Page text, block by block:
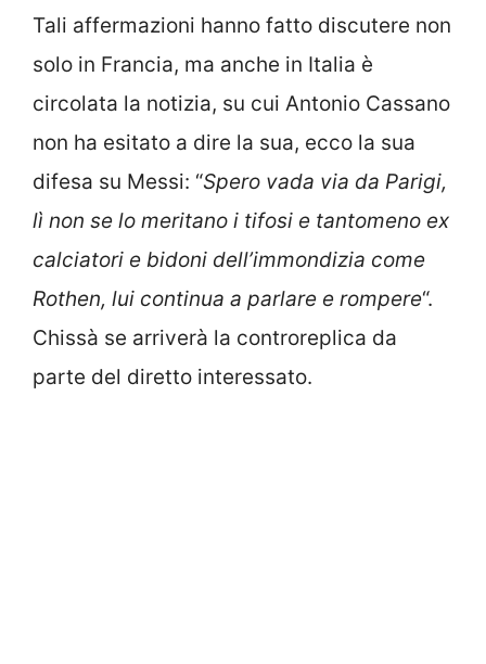
Tali affermazioni hanno fatto discutere non
solo in Francia, ma anche in Italia è
circolata la notizia, su cui Antonio Cassano
non ha esitato a dire la sua, ecco la sua
difesa su Messi: “Spero vada via da Parigi,
lì non se lo meritano i tifosi e tantomeno ex
calciatori e bidoni dell’immondizia come
Rothen, lui continua a parlare e rompere“.
Chissà se arriverà la controreplica da
parte del diretto interessato.